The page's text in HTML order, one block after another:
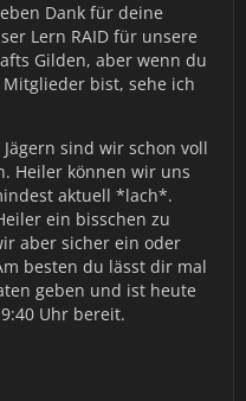
Dank für deine
Lern RAID für unsere
Gilden, aber wenn du
bist, sehe ich
sind wir schon voll
Heiler können wir uns
aktuell *lach*.
ein bisschen zu
aber sicher ein oder
besten du lässt dir mal
geben und ist heute
Uhr bereit.